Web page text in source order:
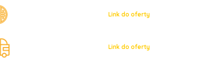
Link do oferty
Link do oferty